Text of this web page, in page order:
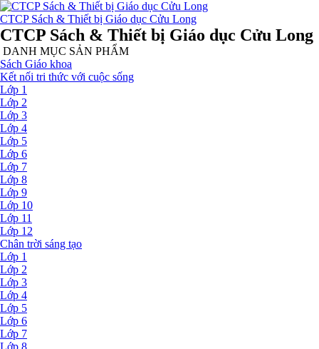
CTCP Sách & Thiết bị Giáo dục Cửu Long
CTCP Sách & Thiết bị Giáo dục Cửu Long
DANH MỤC SẢN PHẨM
Sách Giáo khoa
Kết nối tri thức với cuộc sống
Lớp 1
Lớp 2
Lớp 3
Lớp 4
Lớp 5
Lớp 6
Lớp 7
Lớp 8
Lớp 9
Lớp 10
Lớp 11
Lớp 12
Chân trời sáng tạo
Lớp 1
Lớp 2
Lớp 3
Lớp 4
Lớp 5
Lớp 6
Lớp 7
Lớp 8